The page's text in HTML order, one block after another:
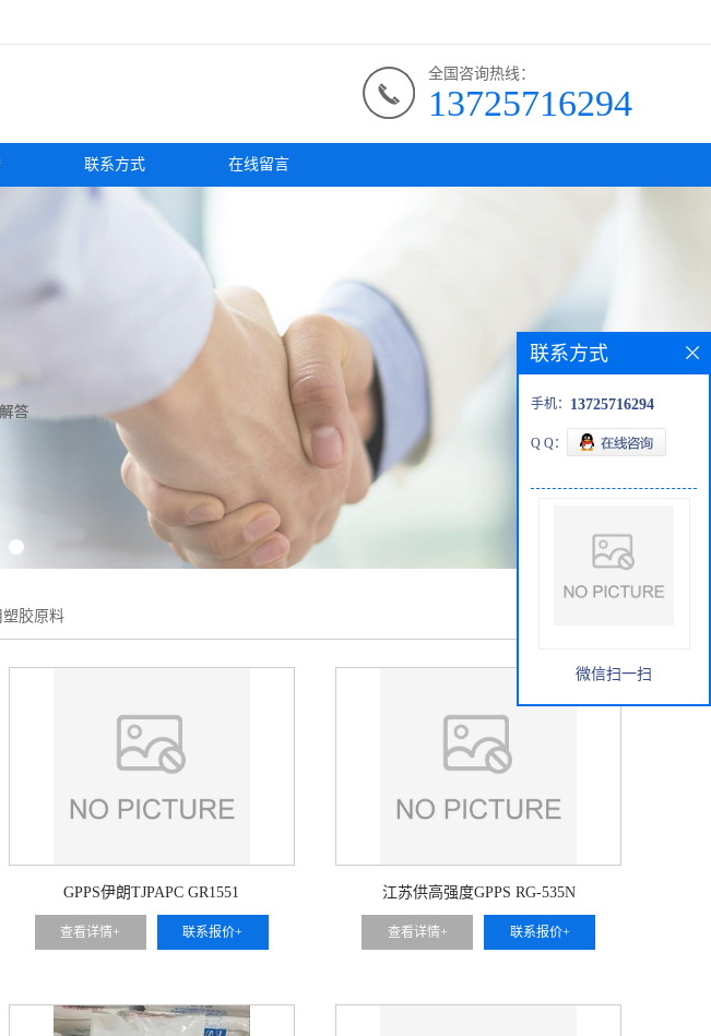
全国咨询热线：
13725716294
联系方式 在线留言
塑胶原料
GPPS伊朗TJPAPC GR1551
查看详情+ 联系报价+
江苏供高强度GPPS RG-535N
查看详情+ 联系报价+
联系方式
手机： 13725716294
Q Q：
微信扫一扫